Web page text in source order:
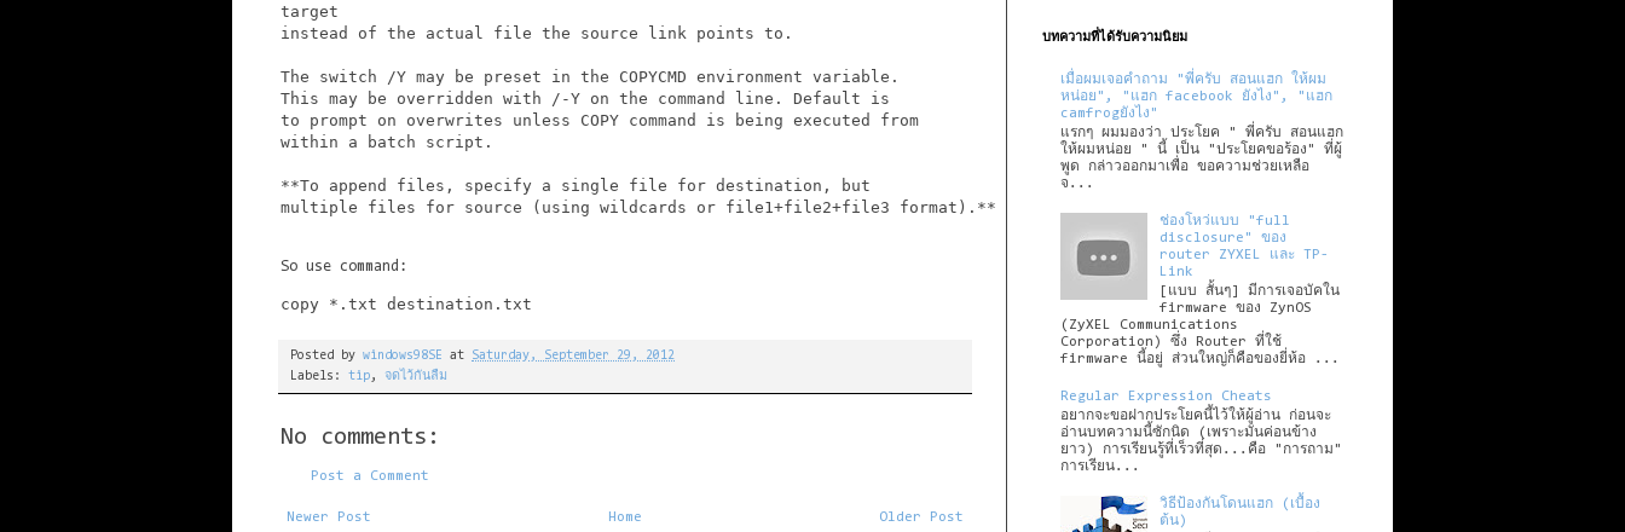
target
instead of the actual file the source link points to.
The switch /Y may be preset in the COPYCMD environment variable.
This may be overridden with /-Y on the command line. Default is
to prompt on overwrites unless COPY command is being executed from
within a batch script.
**To append files, specify a single file for destination, but
multiple files for source (using wildcards or file1+file2+file3 format).**
So use command:
Posted by windows98SE at Saturday, September 29, 2012
Labels: tip, จดไว้กันลืม
No comments:
Post a Comment
Newer Post Older Post
Home
บทความที่ได้รับความนิยม
เมื่อผมเจอคำถาม "พี่ครับ สอนแฮก ให้ผม
หน่อย", "แฮก facebook ยังไง", "แฮก
camfrogยังไง"
แรกๆ ผมมองว่า ประโยค " พี่ครับ สอนแฮก
ให้ผมหน่อย " นี้ เป็น "ประโยคขอร้อง" ที่ผู้
พูด กล่าวออกมาเพื่อ ขอความช่วยเหลือ
จ...
ช่องโหว่แบบ "full
disclosure" ของ
router ZYXEL และ TP-
Link
[แบบ สั้นๆ] มีการเจอบัคใน
firmware ของ ZynOS
(ZyXEL Communications
Corporation) ซึ่ง Router ที่ใช้
firmware นี้อยู่ ส่วนใหญ่ก็คือของยี่ห้อ ...
Regular Expression Cheats
อยากจะขอฝากประโยคนี้ไว้ให้ผู้อ่าน ก่อนจะ
อ่านบทความนี้ซักนิด (เพราะมันค่อนข้าง
ยาว) การเรียนรู้ที่เร็วที่สุด...คือ "การถาม"
การเรียน...
วิธีป้องกันโดนแฮก (เบื้อง
ต้น)